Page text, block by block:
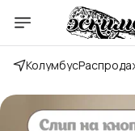
Колумбус